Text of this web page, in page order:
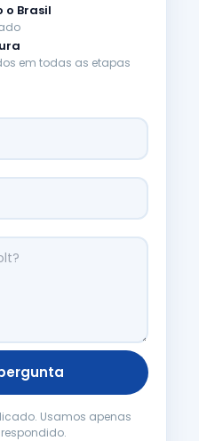
o Brasil
em todas as etapas
Usamos apenas